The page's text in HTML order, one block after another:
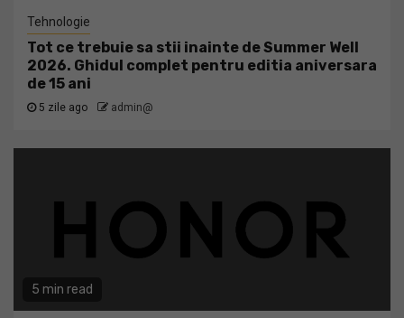
Tehnologie
Tot ce trebuie sa stii inainte de Summer Well
2026. Ghidul complet pentru editia aniversara
de 15 ani
5 zile ago admin@
5 min read